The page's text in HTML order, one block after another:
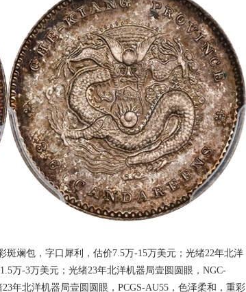
斑斓包，字口犀利，估价7.5万-15万美元；光绪22年北洋
万-3万美元；光绪23年北洋机器局壹圆圆眼，NGC-
年北洋机器局壹圆圆眼，PCGS-AU55，色泽柔和，重彩